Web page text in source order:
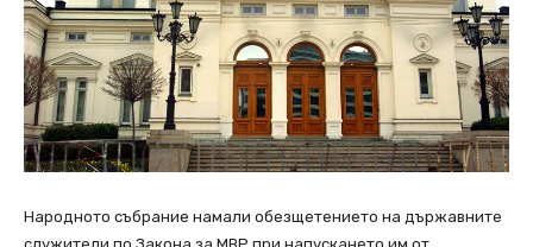
Народното събрание намали обезщетението на държавните